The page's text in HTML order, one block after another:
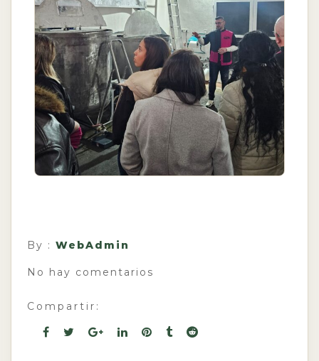
By : WebAdmin
No hay comentarios
Compartir: